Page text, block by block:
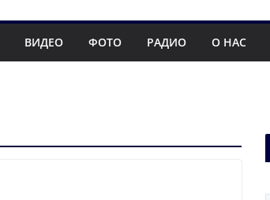
ВИДЕО ФОТО РАДИО О НАС